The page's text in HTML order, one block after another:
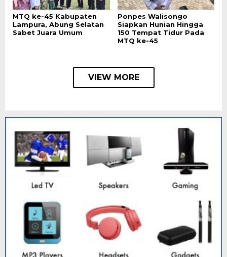
MTQ ke-45 Kabupaten
Lampura, Abung Selatan
Sabet Juara Umum
Ponpes Walisongo
Siapkan Hunian Hingga
150 Tempat Tidur Pada
MTQ ke-45
VIEW MORE